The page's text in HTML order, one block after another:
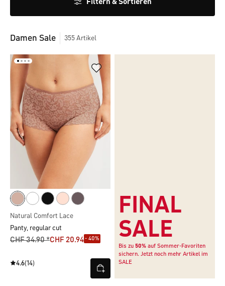
Filtern & Sortieren
Damen Sale 355 Artikel
Natural Comfort Lace
Panty, regular cut
CHF 34.90 *CHF 20.94- 40%
4.6(14)
FINAL
SALE
Bis zu 50% auf Sommer-Favoriten
sichern. Jetzt noch mehr Artikel im
SALE